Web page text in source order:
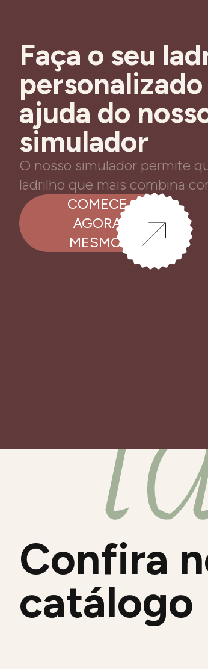
Faça o seu
ajuda do
simulador
O nosso simulador permite
ladrilho que mais combina
COMECE
AGORA
MESMO!
Confira
catálogo